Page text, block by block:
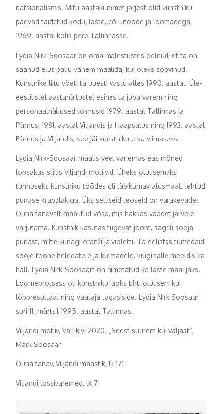
natsionalismis. Mitu aastakümmet järjest olid kunstniku
päevad täidetud kodu, laste, põllutööde ja loomadega,
1969. aastal kolis pere Tallinnasse.
Lydia Nirk-Soosaar on oma mälestustes öelnud, et ta on
saanud elus palju vähem maalida, kui oleks soovinud.
Kunstnike liitu võeti ta uuesti vastu alles 1990. aastal. Üle-
eestilistel aastanäitustel esines ta juba varem ning
personaalnäitused toimusid 1979. aastal Tallinnas ja
Pärnus, 1981. aastal Viljandis ja Haapsalus ning 1993. aastal
Pärnus ja Viljandis, see jäi kunstnikule ka viimaseks.
Lydia Nirk-Soosaar maalis veel vanemas eas mõned
lopsakas stiilis Viljandi motiivid. Üheks olulisemaks
tunnuseks kunstniku töödes oli läbikumav alusmaal, tehtud
punase krapplakiga. Üks selliseid teoseid on varakevadel
Õuna tänavalt maalitud võsa, mis hakkas vaadet järvele
varjutama. Kunstnik kasutas tugevat joont, sageli sooja
punast, mitte kunagi oranži ja violetti. Ta eelistas tumedaid
sooje toone heledatele ja külmadele, kuigi talle meeldis ka
hall. Lydia Nirk-Soosaart on nimetatud ka laste maalijaks.
Loomeprotsess oli kunstniku jaoks tihti olulisem kui
lõppresultaat ning vaataja tagasiside. Lydia Nirk Soosaar
suri 11. märtsil 1995. aastal Tallinnas.
Viljandi motiiv, Vallikivi 2020. „Seest suurem kui väljast“,
Mark Soosaar
Õuna tänav, Viljandi maastik, lk 171
Viljandi lossivaremed, lk 71